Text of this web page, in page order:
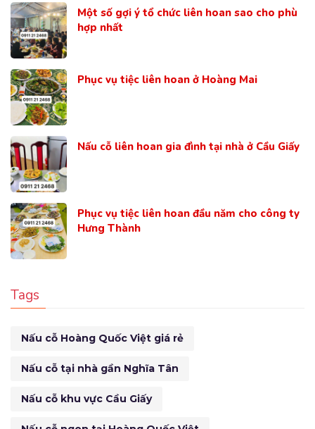
Một số gợi ý tổ chức liên hoan sao cho phù
hợp nhất
Phục vụ tiệc liên hoan ở Hoàng Mai
Nấu cỗ liên hoan gia đình tại nhà ở Cầu Giấy
Phục vụ tiệc liên hoan đầu năm cho công ty
Hưng Thành
Tags
Nấu cỗ Hoàng Quốc Việt giá rẻ
Nấu cỗ tại nhà gần Nghĩa Tân
Nấu cỗ khu vực Cầu Giấy